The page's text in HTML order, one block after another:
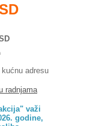
adresu
radnjama
važi
godine,